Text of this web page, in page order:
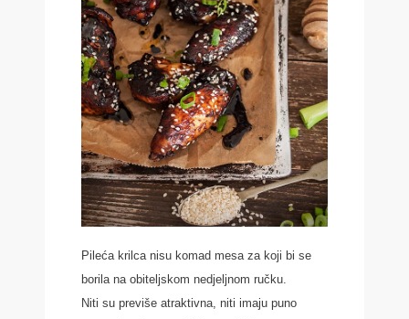
Pileća krilca nisu komad mesa za koji bi se
borila na obiteljskom nedjeljnom ručku.
Niti su previše atraktivna, niti imaju puno